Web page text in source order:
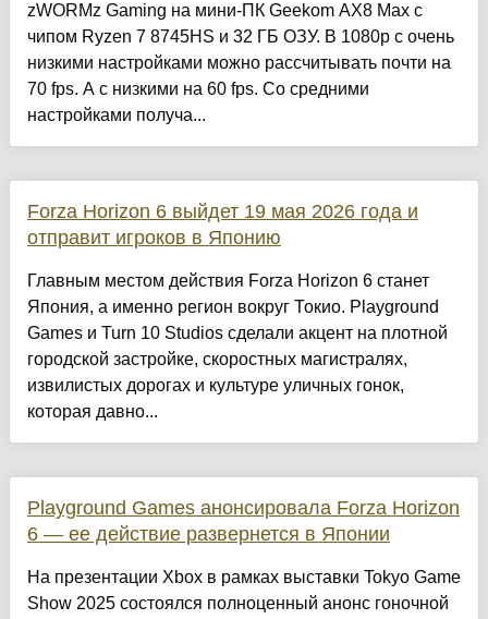
zWORMz Gaming на мини-ПК Geekom AX8 Max с
чипом Ryzen 7 8745HS и 32 ГБ ОЗУ. В 1080p с очень
низкими настройками можно рассчитывать почти на
70 fps. А с низкими на 60 fps. Со средними
настройками получа...
Forza Horizon 6 выйдет 19 мая 2026 года и
отправит игроков в Японию
Главным местом действия Forza Horizon 6 станет
Япония, а именно регион вокруг Токио. Playground
Games и Turn 10 Studios сделали акцент на плотной
городской застройке, скоростных магистралях,
извилистых дорогах и культуре уличных гонок,
которая давно...
Playground Games анонсировала Forza Horizon
6 — ее действие развернется в Японии
На презентации Xbox в рамках выставки Tokyo Game
Show 2025 состоялся полноценный анонс гоночной